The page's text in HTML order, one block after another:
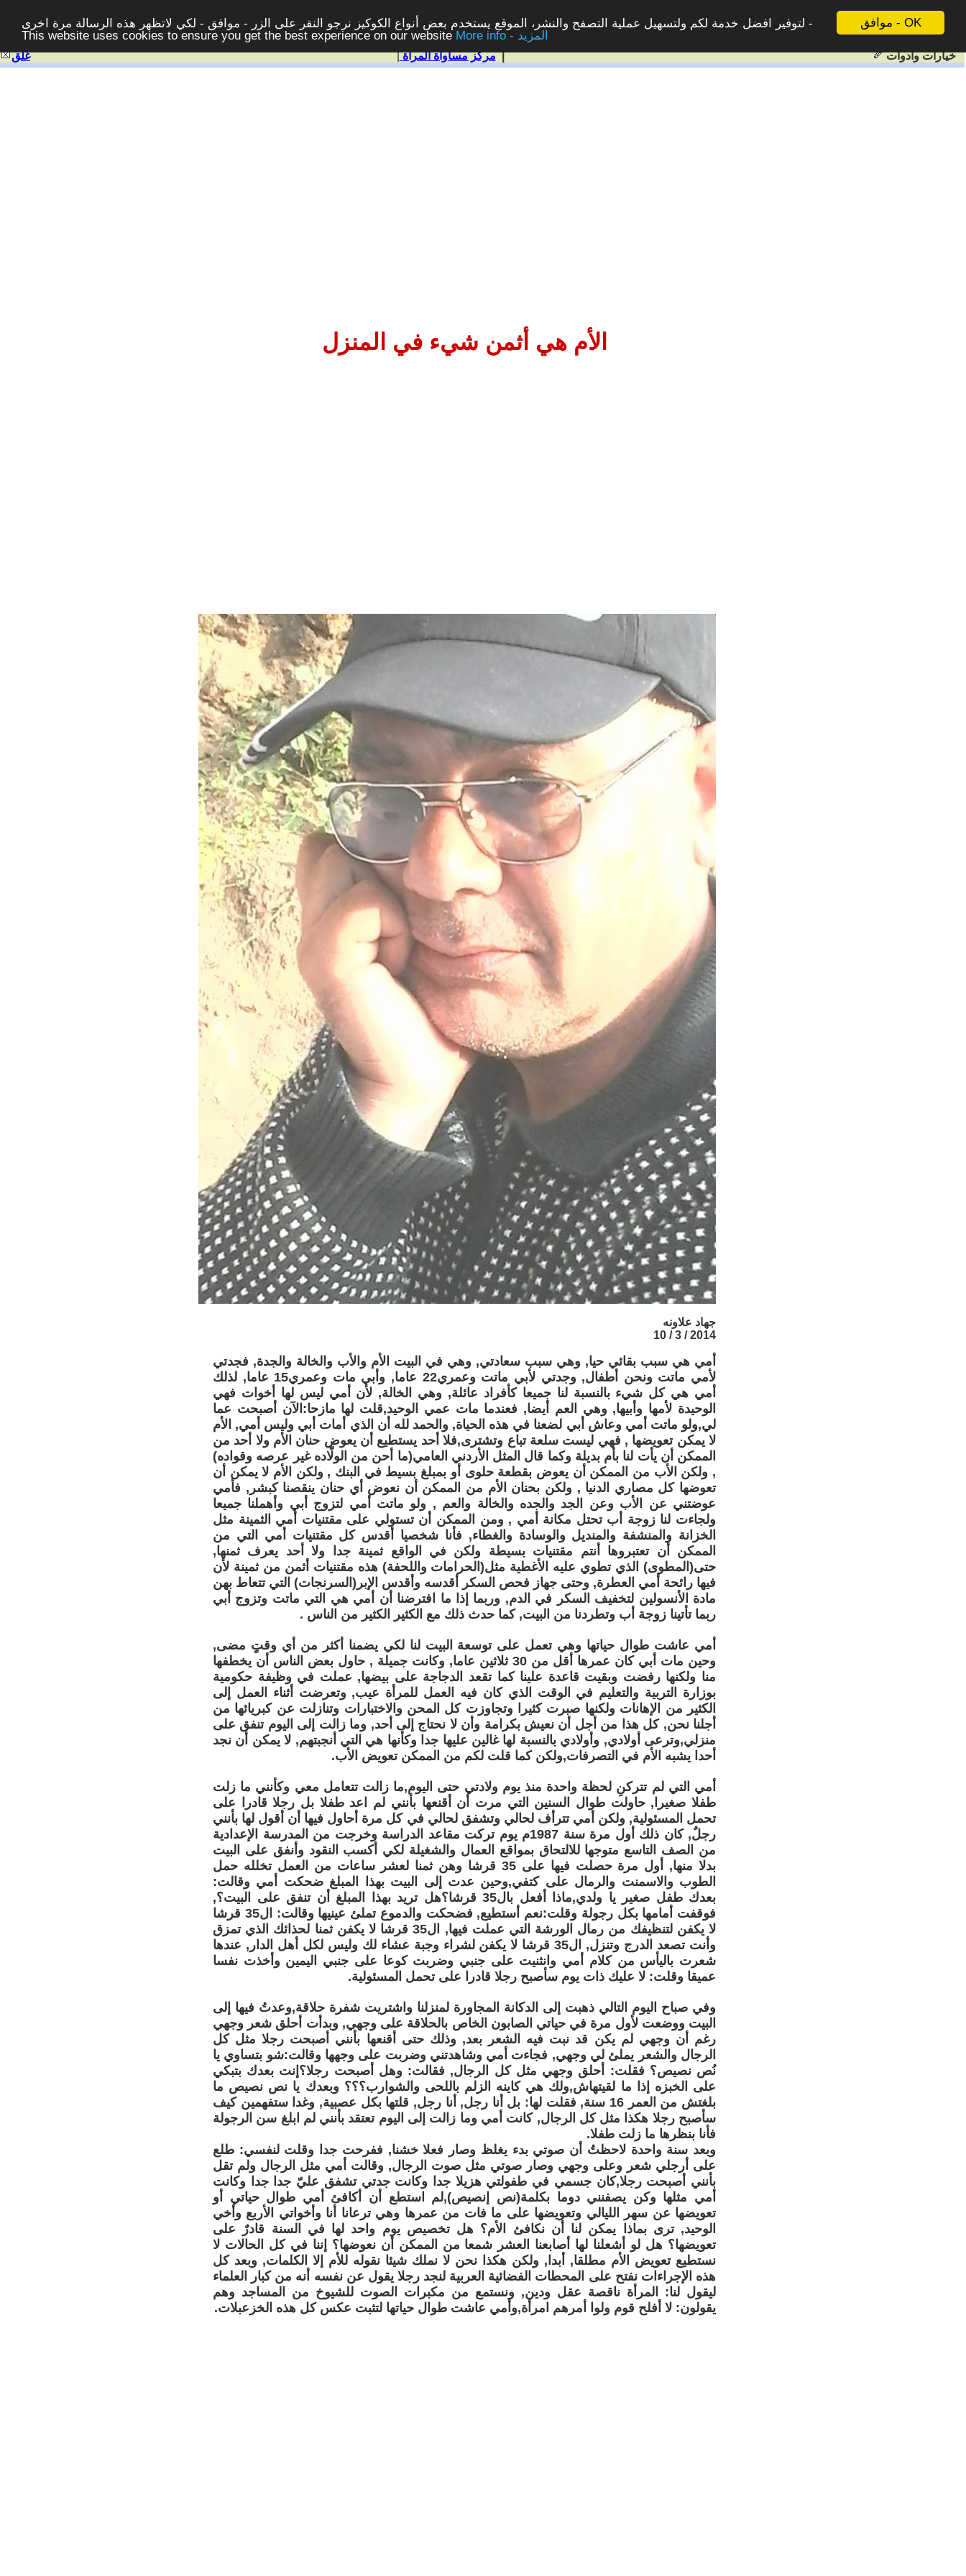
موافق - OK
لتوفير افضل خدمة لكم ولتسهيل عملية التصفح والنشر، الموقع يستخدم بعض أنواع الكوكيز نرجو النقر على الزر - موافق - لكي لاتظهر هذه الرسالة مرة اخرى -
This website uses cookies to ensure you get the best experience on our website
More info - المزيد
غلق | مركز مساواة المرأة| خيارات وادوات
الأم هي أثمن شيء في المنزل
جهاد علاونه
2014 / 3 / 10
أمي هي سبب بقائي حيا, وهي سبب سعادتي, وهي في البيت الأم والأب والخالة والجدة, فجدتي
لأمي ماتت ونحن أطفال, وجدتي لأبي ماتت وعمري22 عاما, وأبي مات وعمري15 عاما, لذلك
أمي هي كل شيء بالنسبة لنا جميعا كأفراد عائلة, وهي الخالة, لأن أمي ليس لها أخوات فهي
الوحيدة لأمها وأبيها, وهي العم أيضا, فعندما مات عمي الوحيد,قلت لها مازحا:الآن أصبحت عما
لي,ولو ماتت أمي وعاش أبي لضعنا في هذه الحياة, والحمد لله أن الذي أمات أبي وليس أمي, الأم
لا يمكن تعويضها , فهي ليست سلعة تباع وتشترى,فلا أحد يستطيع أن يعوض حنان الأم ولا أحد من
الممكن أن يأت لنا بأم بديلة وكما قال المثل الأردني العامي(ما أحن من الولّاده غير عرصه وقواده)
, ولكن الأب من الممكن أن يعوض بقطعة حلوى أو بمبلغ بسيط في البنك , ولكن الأم لا يمكن أن
تعوضها كل مصاري الدنيا , ولكن بحنان الأم من الممكن أن نعوض أي حنان ينقصنا كبشر, فأمي
عوضتني عن الأب وعن الجد والجده والخالة والعم , ولو ماتت أمي لتزوج أبي وأهملنا جميعا
ولجاءت لنا زوجة أب تحتل مكانة أمي , ومن الممكن أن تستولي على مقتنيات أمي الثمينة مثل
الخزانة والمنشفة والمنديل والوسادة والغطاء, فأنا شخصيا أقدس كل مقتنيات أمي التي من
الممكن أن تعتبروها أنتم مقتنيات بسيطة ولكن في الواقع ثمينة جدا ولا أحد يعرف ثمنها,
حتى(المطوى) الذي تطوي عليه الأغطية مثل(الحرامات واللحفة) هذه مقتنيات أثمن من ثمينة لأن
فيها رائحة أمي العطرة, وحتى جهاز فحص السكر أقدسه وأقدس الإبر(السرنجات) التي تتعاط بهن
مادة الأنسولين لتخفيف السكر في الدم, وربما إذا ما افترضنا أن أمي هي التي ماتت وتزوج أبي
ربما تأتينا زوجة أب وتطردنا من البيت, كما حدث ذلك مع الكثير الكثير من الناس .
أمي عاشت طوال حياتها وهي تعمل على توسعة البيت لنا لكي يضمنا أكثر من أي وقتٍ مضى,
وحين مات أبي كان عمرها أقل من 30 ثلاثين عاما, وكانت جميلة , حاول بعض الناس أن يخطفها
منا ولكنها رفضت وبقيت قاعدة علينا كما تقعد الدجاجة على بيضها, عملت في وظيفة حكومية
بوزارة التربية والتعليم في الوقت الذي كان فيه العمل للمرأة عيب, وتعرضت أثناء العمل إلى
الكثير من الإهانات ولكنها صبرت كثيرا وتجاوزت كل المحن والاختبارات وتنازلت عن كبريائها من
أجلنا نحن, كل هذا من أجل أن نعيش بكرامة وأن لا نحتاج إلى أحد, وما زالت إلى اليوم تنفق على
منزلي,وترعى أولادي, وأولادي بالنسبة لها غالين عليها جدا وكأنها هي التي أنجبتهم, لا يمكن أن نجد
أحدا يشبه الأم في التصرفات,ولكن كما قلت لكم من الممكن تعويض الأب.
أمي التي لم تتركنِ لحظة واحدة منذ يوم ولادتي حتى اليوم,ما زالت تتعامل معي وكأنني ما زلت
طفلا صغيرا, حاولت طوال السنين التي مرت أن أقنعها بأنني لم اعد طفلا بل رجلا قادرا على
تحمل المسئولية, ولكن أمي تترأف لحالي وتشفق لحالي في كل مرة أحاول فيها أن أقول لها بأنني
رجلٌ, كان ذلك أول مرة سنة 1987م يوم تركت مقاعد الدراسة وخرجت من المدرسة الإعدادية
من الصف التاسع متوجها للالتحاق بمواقع العمال والشغيلة لكي أكسب النقود وأنفق على البيت
بدلا منها, أول مرة حصلت فيها على 35 قرشا وهن ثمنا لعشر ساعات من العمل تخلله حمل
الطوب والاسمنت والرمال على كتفي,وحين عدت إلى البيت بهذا المبلغ ضحكت أمي وقالت:
بعدك طفل صغير يا ولدي,ماذا أفعل بال35 قرشا؟هل تريد بهذا المبلغ أن تنفق على البيت؟,
فوقفت أمامها بكل رجولة وقلت:نعم أستطيع, فضحكت والدموع تملئ عينيها وقالت: ال35 قرشا
لا يكفن لتنظيفك من رمال الورشة التي عملت فيها, ال35 قرشا لا يكفن ثمنا لحذائك الذي تمزق
وأنت تصعد الدرج وتنزل, ال35 قرشا لا يكفن لشراء وجبة عشاء لك وليس لكل أهل الدار, عندها
شعرت باليأس من كلام أمي وانثنيت على جنبي وضربت كوعا على جنبي اليمين وأخذت نفسا
عميقا وقلت: لا عليك ذات يوم سأصبح رجلا قادرا على تحمل المسئولية.
وفي صباح اليوم التالي ذهبت إلى الدكانة المجاورة لمنزلنا واشتريت شفرة حلاقة,وعدتُ فيها إلى
البيت ووضعت لأول مرة في حياتي الصابون الخاص بالحلاقة على وجهي, وبدأت أحلق شعر وجهي
رغم أن وجهي لم يكن قد نبت فيه الشعر بعد, وذلك حتى أقنعها بأنني أصبحت رجلا مثل كل
الرجال والشعر يملئ لي وجهي, فجاءت أمي وشاهدتني وضربت على وجهها وقالت:شو بتساوي يا
نُص نصيص؟ فقلت: أحلق وجهي مثل كل الرجال, فقالت: وهل أصبحت رجلا؟إنت بعدك بتبكي
على الخبزه إذا ما لقيتهاش,ولك هي كاينه الزلم باللحى والشوارب؟؟؟ وبعدك يا نص نصيص ما
بلغتش من العمر 16 سنة, فقلت لها: بل أنا رجل, أنا رجل, قلتها بكل عصبية, وغدا ستفهمين كيف
سأصبح رجلا هكذا مثل كل الرجال, كانت أمي وما زالت إلى اليوم تعتقد بأنني لم ابلغ سن الرجولة
فأنا بنظرها ما زلت طفلا.
وبعد سنة واحدة لاحظتُ أن صوتي بدء يغلظ وصار فعلا خشنا, ففرحت جدا وقلت لنفسي: طلع
على أرجلي شعر وعلى وجهي وصار صوتي مثل صوت الرجال, وقالت أمي مثل الرجال ولم تقل
بأنني أصبحت رجلا,كان جسمي في طفولتي هزيلا جدا وكانت جدتي تشفق عليّ جدا جدا وكانت
أمي مثلها وكن يصفنني دوما بكلمة(نص إنصيص),لم استطع أن أكافئ أمي طوال حياتي أو
تعويضها عن سهر الليالي وتعويضها على ما فات من عمرها وهي ترعانا أنا وأخواتي الأربع وأخي
الوحيد, ترى بماذا يمكن لنا أن نكافئ الأم؟ هل تخصيص يوم واحد لها في السنة قادرٌ على
تعويضها؟ هل لو أشعلنا لها أصابعنا العشر شمعا من الممكن أن نعوضها؟ إننا في كل الحالات لا
نستطيع تعويض الأم مطلقا, أبدا, ولكن هكذا نحن لا نملك شيئا نقوله للأم إلا الكلمات, وبعد كل
هذه الإجراءات نفتح على المحطات الفضائية العربية لنجد رجلا يقول عن نفسه أنه من كبار العلماء
ليقول لنا: المرأة ناقصة عقل ودين, ونستمع من مكبرات الصوت للشيوخ من المساجد وهم
يقولون: لا أفلح قوم ولوا أمرهم امرأة,وأمي عاشت طوال حياتها لتثبت عكس كل هذه الخزعبلات.